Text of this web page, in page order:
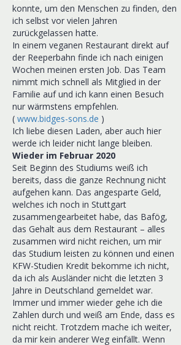
konnte, um den Menschen zu finden, den
ich selbst vor vielen Jahren
zurückgelassen hatte.
In einem veganen Restaurant direkt auf
der Reeperbahn finde ich nach einigen
Wochen meinen ersten Job. Das Team
nimmt mich schnell als Mitglied in der
Familie auf und ich kann einen Besuch
nur wärmstens empfehlen.
( www.bidges-sons.de )
Ich liebe diesen Laden, aber auch hier
werde ich leider nicht lange bleiben.
Wieder im Februar 2020
Seit Beginn des Studiums weiß ich
bereits, dass die ganze Rechnung nicht
aufgehen kann. Das angesparte Geld,
welches ich noch in Stuttgart
zusammengearbeitet habe, das Bafög,
das Gehalt aus dem Restaurant – alles
zusammen wird nicht reichen, um mir
das Studium leisten zu können und einen
KFW-Studien Kredit bekomme ich nicht,
da ich als Ausländer nicht die letzten 3
Jahre in Deutschland gemeldet war.
Immer und immer wieder gehe ich die
Zahlen durch und weiß am Ende, dass es
nicht reicht. Trotzdem mache ich weiter,
da mir kein anderer Weg einfällt. Wenn